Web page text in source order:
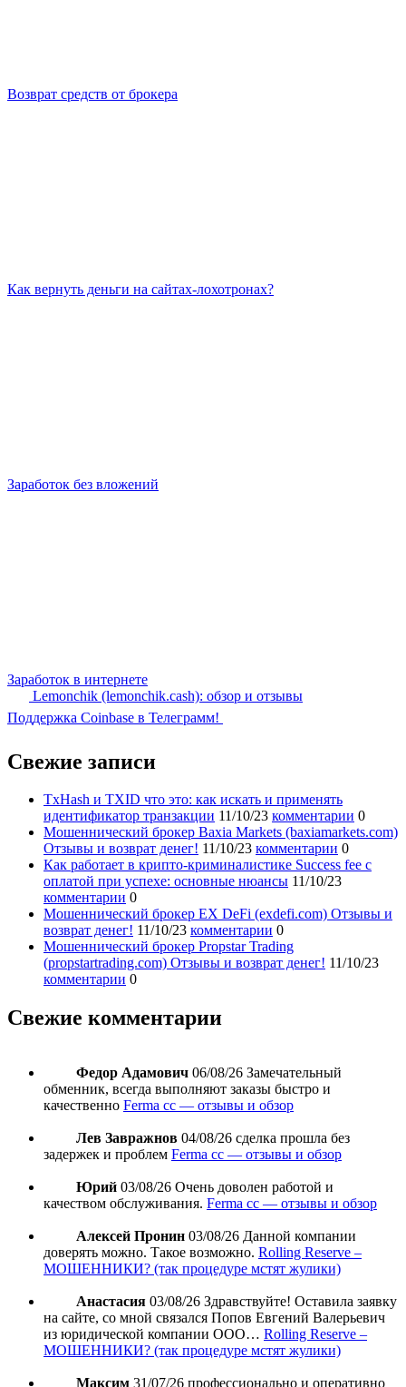
Возврат средств от брокера
Как вернуть деньги на сайтах-лохотронах?
Заработок без вложений
Заработок в интернете
Lemonchik (lemonchik.cash): обзор и отзывы
Поддержка Coinbase в Телеграмм!
Свежие записи
TxHash и TXID что это: как искать и применять
идентификатор транзакции 11/10/23 комментарии 0
Мошеннический брокер Baxia Markets (baxiamarkets.com)
Отзывы и возврат денег! 11/10/23 комментарии 0
Как работает в крипто-криминалистике Success fee с
оплатой при успехе: основные нюансы 11/10/23
комментарии 0
Мошеннический брокер EX DeFi (exdefi.com) Отзывы и
возврат денег! 11/10/23 комментарии 0
Мошеннический брокер Propstar Trading
(propstartrading.com) Отзывы и возврат денег! 11/10/23
комментарии 0
Свежие комментарии
Федор Адамович 06/08/26 Замечательный
обменник, всегда выполняют заказы быстро и
качественно Ferma cc — отзывы и обзор
Лев Завражнов 04/08/26 сделка прошла без
задержек и проблем Ferma cc — отзывы и обзор
Юрий 03/08/26 Очень доволен работой и
качеством обслуживания. Ferma cc — отзывы и обзор
Алексей Пронин 03/08/26 Данной компании
доверять можно. Такое возможно. Rolling Reserve –
МОШЕННИКИ? (так процедуре мстят жулики)
Анастасия 03/08/26 Здравствуйте! Оставила заявку
на сайте, со мной связался Попов Евгений Валерьевич
из юридической компании ООО… Rolling Reserve –
МОШЕННИКИ? (так процедуре мстят жулики)
Максим 31/07/26 профессионально и оперативно